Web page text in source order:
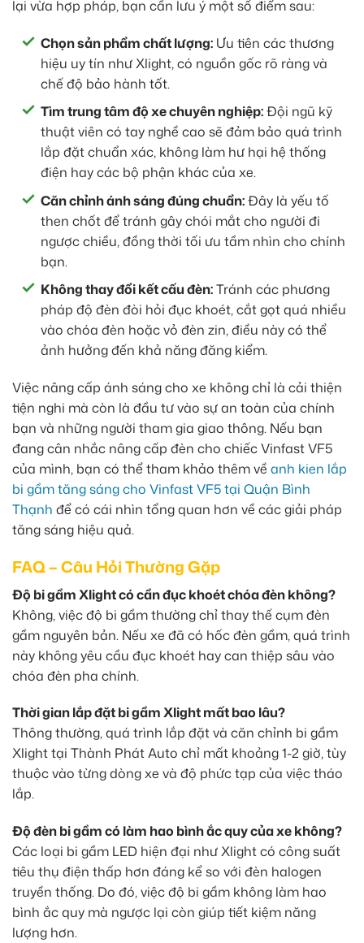
lại vừa hợp pháp, bạn cần lưu ý một số điểm sau:
Chọn sản phẩm chất lượng: Ưu tiên các thương
hiệu uy tín như Xlight, có nguồn gốc rõ ràng và
chế độ bảo hành tốt.
Tìm trung tâm độ xe chuyên nghiệp:Đội ngũ kỹ
thuật viên có tay nghề cao sẽ đảm bảo quá trình
lắp đặt chuẩn xác, không làm hư hại hệ thống
điện hay các bộ phận khác của xe.
Căn chỉnh ánh sáng đúng chuẩn:Đây là yếu tố
then chốt để tránh gây chói mắt cho người đi
ngược chiều, đồng thời tối ưu tầm nhìn cho chính
bạn.
Không thay đổi kết cấu đèn:Tránh các phương
pháp độ đèn đòi hỏi đục khoét, cắt gọt quá nhiều
vào chóa đèn hoặc vỏ đèn zin, điều này có thể
ảnh hưởng đến khả năng đăng kiểm.
Việc nâng cấp ánh sáng cho xe không chỉ là cải thiện
tiện nghi mà còn là đầu tư vào sự an toàn của chính
bạn và những người tham gia giao thông. Nếu bạn
đang cân nhắc nâng cấp đèn cho chiếc Vinfast VF5
của mình, bạn có thể tham khảo thêm về anh kien lắp
bi gầm tăng sáng cho Vinfast VF5 tại Quận Bình
Thạnh để có cái nhìn tổng quan hơn về các giải pháp
tăng sáng hiệu quả.
FAQ – Câu Hỏi Thường Gặp
Độ bi gầm Xlight có cần đục khoét chóa đèn không?
Không, việc độ bi gầm thường chỉ thay thế cụm đèn
gầm nguyên bản. Nếu xe đã có hốc đèn gầm, quá trình
này không yêu cầu đục khoét hay can thiệp sâu vào
chóa đèn pha chính.
Thời gian lắp đặt bi gầm Xlight mất bao lâu?
Thông thường, quá trình lắp đặt và căn chỉnh bi gầm
Xlight tại Thành Phát Auto chỉ mất khoảng 1-2 giờ, tùy
thuộc vào từng dòng xe và độ phức tạp của việc tháo
lắp.
Độ đèn bi gầm có làm hao bình ắc quy của xe không?
Các loại bi gầm LED hiện đại như Xlight có công suất
tiêu thụ điện thấp hơn đáng kể so với đèn halogen
truyền thống. Do đó, việc độ bi gầm không làm hao
bình ắc quy mà ngược lại còn giúp tiết kiệm năng
lượng hơn.